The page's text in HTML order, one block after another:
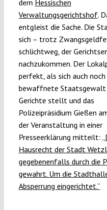
dem Hessischen
Verwaltungsgerichtshof.
entgleist die Sache. Die
sich – trotz
schlichtweg, der
nachzukommen. Der
perfekt, als sich auch noch
bewaffnete Staatsgewalt
Gerichte stellt und das
Polizeipräsidium Gießen
der Veranstaltung in einer
Presseerklärung mitteilt:
Hausrecht der Stadt
gegebenenfalls durch die
gewahrt. Um die
Absperrung eingerichtet.“